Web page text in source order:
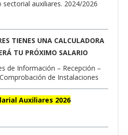
auxiliares. 2024/2026
TIENES UNA CALCULADORA
TU PRÓXIMO SALARIO
Auxiliares 2026